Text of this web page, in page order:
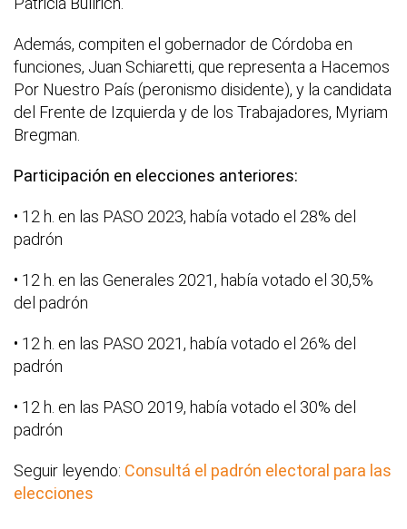
Además, compiten el gobernador de Córdoba en
funciones, Juan Schiaretti, que representa a Hacemos
Por Nuestro País (peronismo disidente), y la candidata
del Frente de Izquierda y de los Trabajadores, Myriam
Bregman.
Participación en elecciones anteriores:
• 12 h. en las PASO 2023, había votado el 28% del
padrón
• 12 h. en las Generales 2021, había votado el 30,5%
del padrón
• 12 h. en las PASO 2021, había votado el 26% del
padrón
• 12 h. en las PASO 2019, había votado el 30% del
padrón
Seguir leyendo: Consultá el padrón electoral para las
elecciones